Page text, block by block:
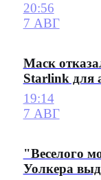
20:56
7 АВГ
Маск
Starlink для
19:14
7 АВГ
"Веселого
Уолкера